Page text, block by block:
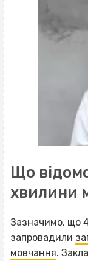
Що
хвилини
Зазначимо, що
запровадили
мовчання.